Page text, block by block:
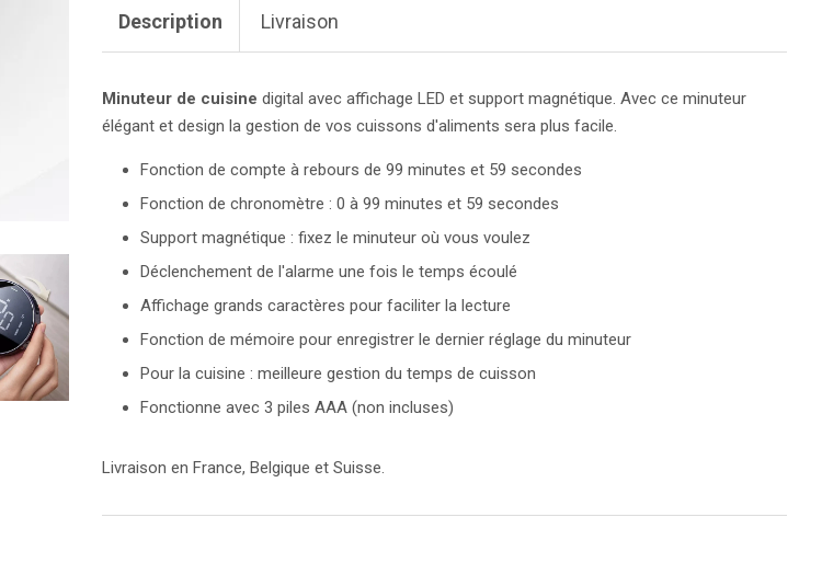
Description Livraison
Minuteur de cuisine digital avec affichage LED et support magnétique. Avec ce minuteur
élégant et design la gestion de vos cuissons d'aliments sera plus facile.
Fonction de compte à rebours de 99 minutes et 59 secondes
Fonction de chronomètre : 0 à 99 minutes et 59 secondes
Support magnétique : fixez le minuteur où vous voulez
Déclenchement de l'alarme une fois le temps écoulé
Affichage grands caractères pour faciliter la lecture
Fonction de mémoire pour enregistrer le dernier réglage du minuteur
Pour la cuisine : meilleure gestion du temps de cuisson
Fonctionne avec 3 piles AAA (non incluses)
Livraison en France, Belgique et Suisse.